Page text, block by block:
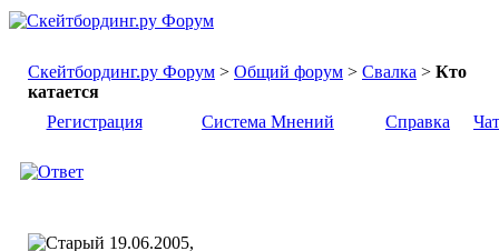
Скейтбординг.ру Форум > Общий форум > Свалка > Кто
катается
Регистрация
Система Мнений Справка Чат
19.06.2005,